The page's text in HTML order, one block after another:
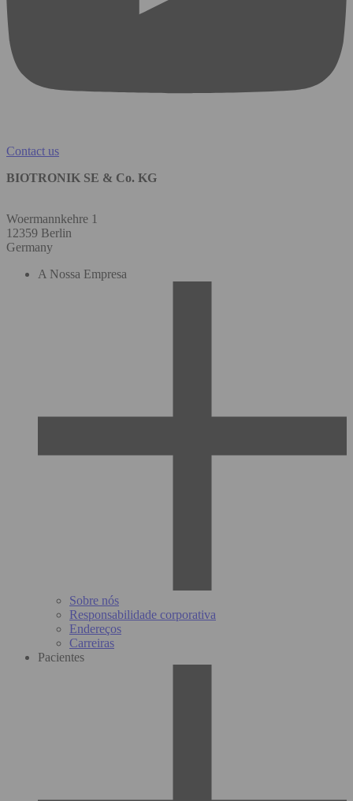
Contact us
BIOTRONIK SE & Co. KG
Woermannkehre 1
12359 Berlin
Germany
A Nossa Empresa
Sobre nós
Responsabilidade corporativa
Endereços
Carreiras
Pacientes